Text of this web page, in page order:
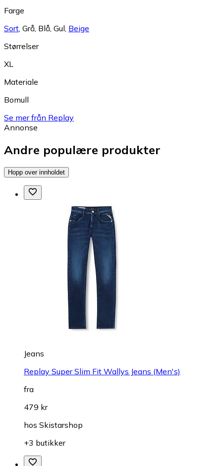
Farge
Sort Grå Blå Gul Beige
Størrelser
XL
Materiale
Bomull
Se mer från Replay
Annonse
Andre populære produkter
Hopp over innholdet
Jeans
Replay Super Slim Fit Wallys Jeans (Men's)
fra
479 kr
hos Skistarshop
+3 butikker